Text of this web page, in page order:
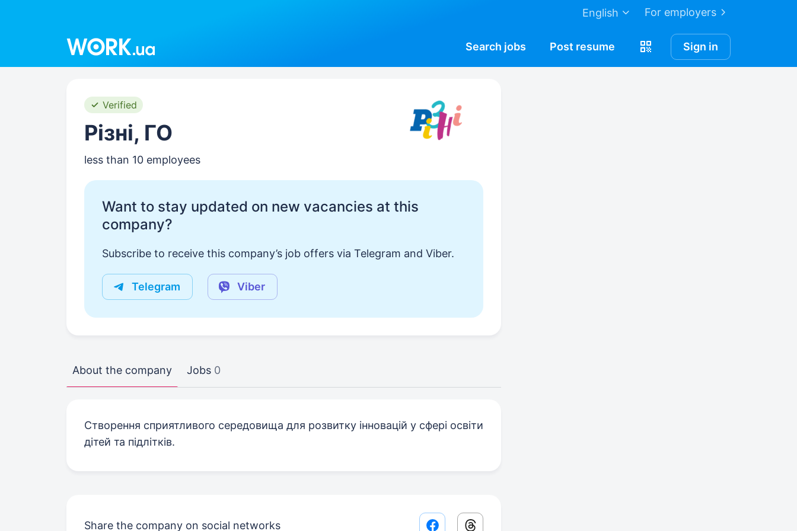
For employers
English
Search jobs Post resume Sign in
Verified
Різні, ГО
less than 10 employees
Want to stay updated on new vacancies at this
company?
Subscribe to receive this company’s job offers via Telegram and Viber.
Telegram Viber
About the company Jobs 0
Створення сприятливого середовища для розвитку інновацій у сфері освіти
дітей та підлітків.
Share the company on social networks